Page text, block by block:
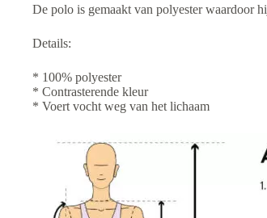
De polo is gemaakt van polyester waardoor
Details:
* 100% polyester
* Contrasterende kleur
* Voert vocht weg van het lichaam